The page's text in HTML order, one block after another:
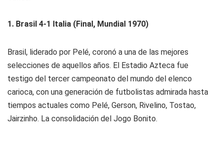
1. Brasil 4-1 Italia (Final, Mundial 1970)
Brasil, liderado por Pelé, coronó a una de las mejores
selecciones de aquellos años. El Estadio Azteca fue
testigo del tercer campeonato del mundo del elenco
carioca, con una generación de futbolistas admirada hasta
tiempos actuales como Pelé, Gerson, Rivelino, Tostao,
Jairzinho. La consolidación del Jogo Bonito.